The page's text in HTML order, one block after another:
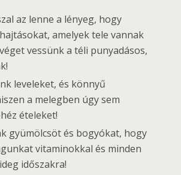
az lenne a lényeg, hogy
amelyek tele vannak
vessünk a téli punyadásos,
leveleket, és könnyű
a melegben úgy sem
ételeket!
gyümölcsöt és bogyókat, hogy
vitaminokkal és minden
időszakra!